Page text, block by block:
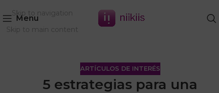
Skip to navigation
Skip to main content
Menu
ARTÍCULOS DE INTERÉS
5 estrategias para una